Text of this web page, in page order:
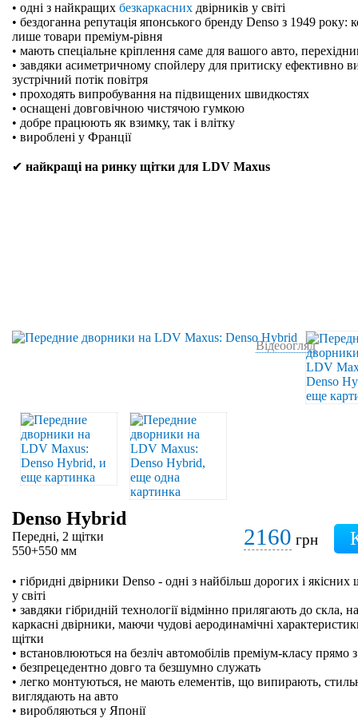
• одні з найкращих безкаркасних двірників у світі
• бездоганна репутація японського бренду Denso з 1949 року:
лише товари преміум-рівня
• мають спеціальне кріплення саме для вашого авто,
• завдяки асиметричному спойлеру для притиску ефективно
зустрічний потік повітря
• проходять випробування на підвищених швидкостях
• оснащені довговічною чистячою гумкою
• добре працюють як взимку, так і влітку
• вироблені у Франції
✔ найкращі на ринку щітки для LDV Maxus
Відеоогляд
Denso Hybrid
Передні, 2 щітки
550+550 мм
2160 грн
• гібридні двірники Denso - одні з найбільш дорогих і
у світі
• завдяки гібридній технології відмінно прилягають до скла,
каркасні двірники, маючи чудові аеродинамічні
щітки
• встановлюються на безліч автомобілів преміум-класу прямо
• безпрецедентно довго та безшумно служать
• легко монтуються, не мають елементів, що випирають,
виглядають на авто
• виробляються у Японії